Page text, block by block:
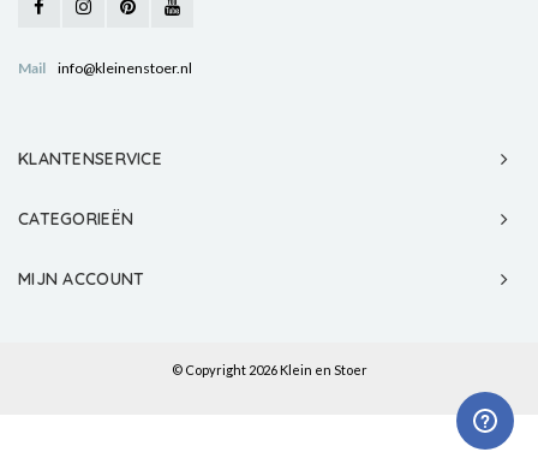
Mail info@kleinenstoer.nl
KLANTENSERVICE
CATEGORIEËN
MIJN ACCOUNT
© Copyright 2026 Klein en Stoer